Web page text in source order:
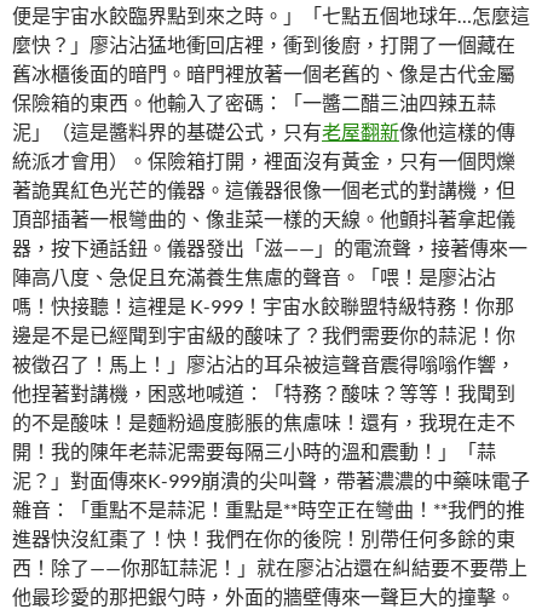
便是宇宙水餃臨界點到來之時。」「七點五個地球年…怎麼這
麼快？」廖沾沾猛地衝回店裡，衝到後廚，打開了一個藏在
舊冰櫃後面的暗門。暗門裡放著一個老舊的、像是古代金屬
保險箱的東西。他輸入了密碼：「一醬二醋三油四辣五蒜
泥」（這是醬料界的基礎公式，只有老屋翻新像他這樣的傳
統派才會用）。保險箱打開，裡面沒有黃金，只有一個閃爍
著詭異紅色光芒的儀器。這儀器很像一個老式的對講機，但
頂部插著一根彎曲的、像韭菜一樣的天線。他顫抖著拿起儀
器，按下通話鈕。儀器發出「滋——」的電流聲，接著傳來一
陣高八度、急促且充滿養生焦慮的聲音。「喂！是廖沾沾
嗎！快接聽！這裡是 K-999！宇宙水餃聯盟特級特務！你那
邊是不是已經聞到宇宙級的酸味了？我們需要你的蒜泥！你
被徵召了！馬上！」廖沾沾的耳朵被這聲音震得嗡嗡作響，
他捏著對講機，困惑地喊道：「特務？酸味？等等！我聞到
的不是酸味！是麵粉過度膨脹的焦慮味！還有，我現在走不
開！我的陳年老蒜泥需要每隔三小時的溫和震動！」「蒜
泥？」對面傳來K-999崩潰的尖叫聲，帶著濃濃的中藥味電子
雜音：「重點不是蒜泥！重點是**時空正在彎曲！**我們的推
進器快沒紅棗了！快！我們在你的後院！別帶任何多餘的東
西！除了——你那缸蒜泥！」就在廖沾沾還在糾結要不要帶上
他最珍愛的那把銀勺時，外面的牆壁傳來一聲巨大的撞擊。